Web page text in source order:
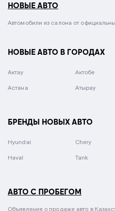
НОВЫЕ АВТО
Автомобили из салона от
НОВЫЕ АВТО В ГОРОДАХ
Актау Актобе
Астана Атырау
БРЕНДЫ НОВЫХ АВТО
Hyundai Chery
Haval Tank
АВТО С ПРОБЕГОМ
Объявления о продаже авто в